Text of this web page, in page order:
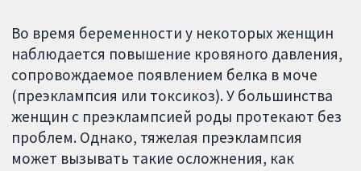
Во время беременности у некоторых женщин
наблюдается повышение кровяного давления,
сопровождаемое появлением белка в моче
(преэклампсия или токсикоз). У большинства
женщин с преэклампсией роды протекают без
проблем. Однако, тяжелая преэклампсия
может вызывать такие осложнения, как